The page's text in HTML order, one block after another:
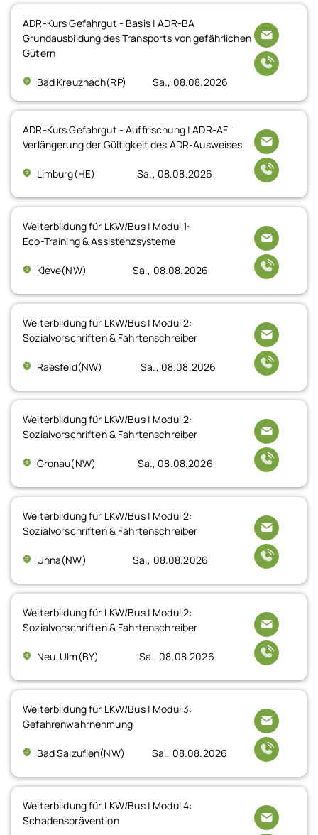
ADR-Kurs Gefahrgut - Basis | ADR-BA
Grundausbildung des Transports von gefährlichen
Gütern
Bad Kreuznach(RP) Sa., 08.08.2026
ADR-Kurs Gefahrgut - Auffrischung | ADR-AF
Verlängerung der Gültigkeit des ADR-Ausweises
Limburg(HE) Sa., 08.08.2026
Weiterbildung für LKW/Bus | Modul 1:
Eco-Training & Assistenzsysteme
Kleve(NW) Sa., 08.08.2026
Weiterbildung für LKW/Bus | Modul 2:
Sozialvorschriften & Fahrtenschreiber
Raesfeld(NW) Sa., 08.08.2026
Weiterbildung für LKW/Bus | Modul 2:
Sozialvorschriften & Fahrtenschreiber
Gronau(NW) Sa., 08.08.2026
Weiterbildung für LKW/Bus | Modul 2:
Sozialvorschriften & Fahrtenschreiber
Unna(NW) Sa., 08.08.2026
Weiterbildung für LKW/Bus | Modul 2:
Sozialvorschriften & Fahrtenschreiber
Neu-Ulm(BY) Sa., 08.08.2026
Weiterbildung für LKW/Bus | Modul 3:
Gefahrenwahrnehmung
Bad Salzuflen(NW) Sa., 08.08.2026
Weiterbildung für LKW/Bus | Modul 4:
Schadensprävention